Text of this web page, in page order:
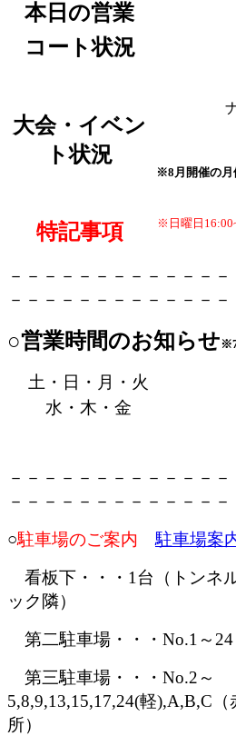
本日の営業
コート状況
大会・イベン
ト状況
※8月開催の月
特記事項 ※日曜日
－－－－－－－－－－－－
－－－－－－－－－－－－－
○営業時間のお知らせ
土・日・月・火
水・木・金
－－－－－－－－－－－－
－－－－－－－－－－－－－
○駐車場のご案内駐車場案
看板下・・・1台（トンネ
ック隣）
第二駐車場・・・No.1～24
第三駐車場 ・・・No.2～
5,8,9,13,15,17,24(軽),A,B,C
所）